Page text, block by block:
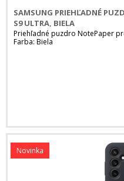
SAMSUNG PRIEHĽADNÉ
S9 ULTRA, BIELA
Priehľadné puzdro NotePaper
Farba: Biela
Novinka